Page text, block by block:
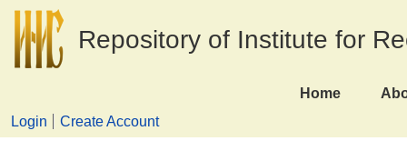
Repository of Institute for
Home
Login
Create Account